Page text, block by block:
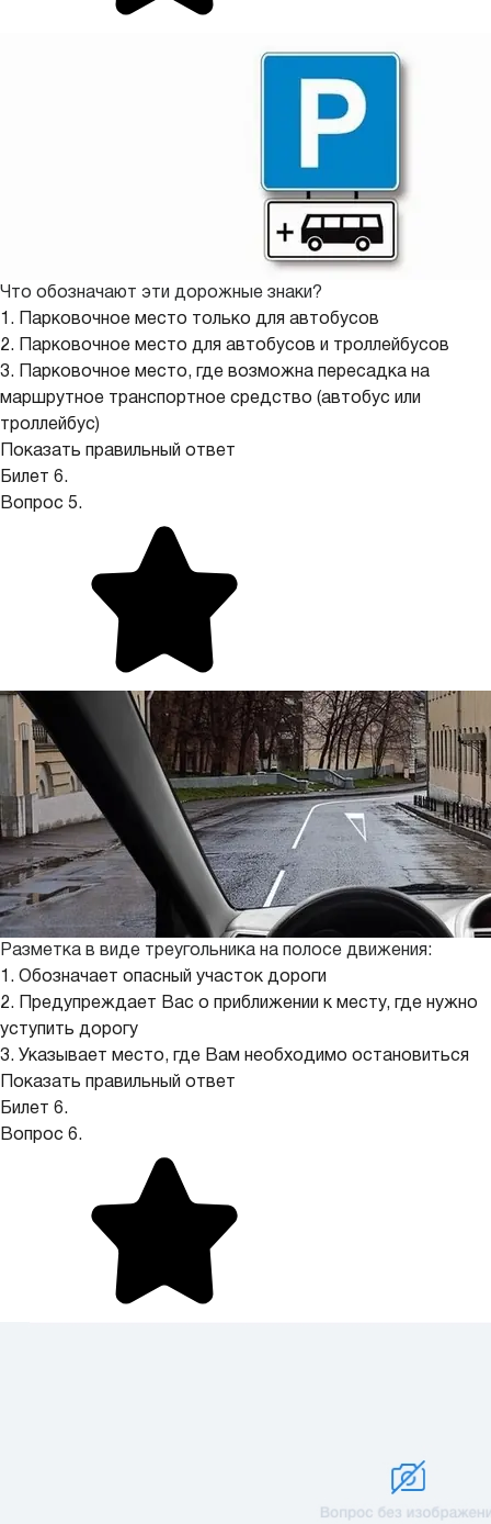
Что обозначают эти дорожные знаки?
1. Парковочное место только для автобусов
2. Парковочное место для автобусов и троллейбусов
3. Парковочное место, где возможна пересадка на
маршрутное транспортное средство (автобус или
троллейбус)
Показать правильный ответ
Билет 6.
Вопрос 5.
Разметка в виде треугольника на полосе движения:
1. Обозначает опасный участок дороги
2. Предупреждает Вас о приближении к месту, где нужно
уступить дорогу
3. Указывает место, где Вам необходимо остановиться
Показать правильный ответ
Билет 6.
Вопрос 6.